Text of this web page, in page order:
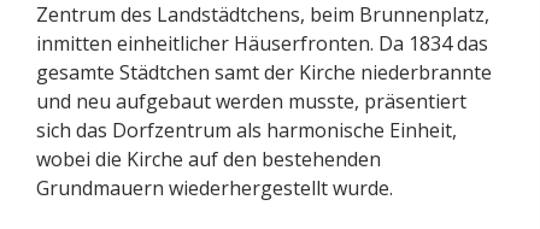
Zentrum des Landstädtchens, beim Brunnenplatz,
inmitten einheitlicher Häuserfronten. Da 1834 das
gesamte Städtchen samt der Kirche niederbrannte
und neu aufgebaut werden musste, präsentiert
sich das Dorfzentrum als harmonische Einheit,
wobei die Kirche auf den bestehenden
Grundmauern wiederhergestellt wurde.